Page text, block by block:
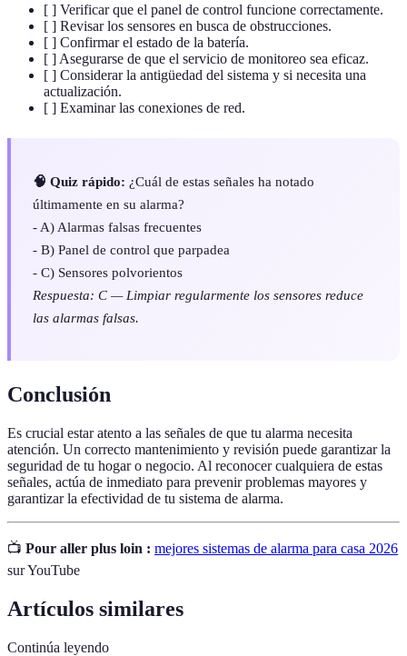
[ ] Verificar que el panel de control funcione correctamente.
[ ] Revisar los sensores en busca de obstrucciones.
[ ] Confirmar el estado de la batería.
[ ] Asegurarse de que el servicio de monitoreo sea eficaz.
[ ] Considerar la antigüedad del sistema y si necesita una
actualización.
[ ] Examinar las conexiones de red.
🧠 Quiz rápido: ¿Cuál de estas señales ha notado
últimamente en su alarma?
- A) Alarmas falsas frecuentes
- B) Panel de control que parpadea
- C) Sensores polvorientos
Respuesta: C — Limpiar regularmente los sensores reduce
las alarmas falsas.
Conclusión
Es crucial estar atento a las señales de que tu alarma necesita
atención. Un correcto mantenimiento y revisión puede garantizar la
seguridad de tu hogar o negocio. Al reconocer cualquiera de estas
señales, actúa de inmediato para prevenir problemas mayores y
garantizar la efectividad de tu sistema de alarma.
📺 Pour aller plus loin : mejores sistemas de alarma para casa 2026
sur YouTube
Artículos similares
Continúa leyendo